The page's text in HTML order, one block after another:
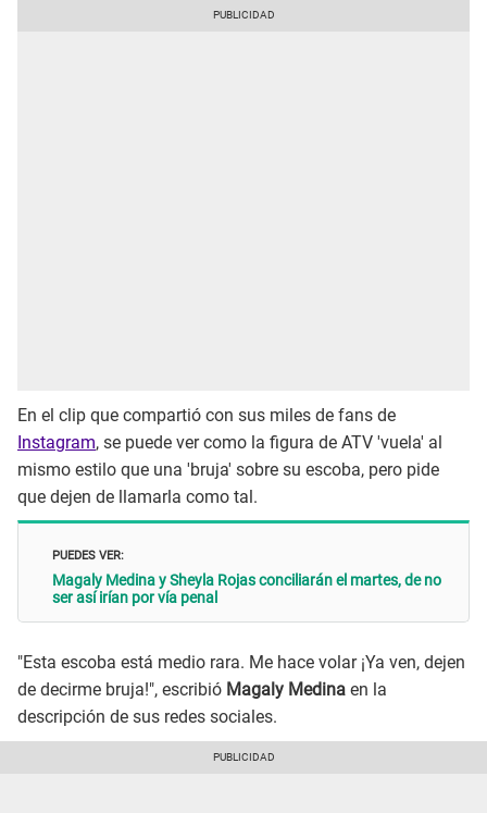
En el clip que compartió con sus miles de fans de
Instagram, se puede ver como la figura de ATV 'vuela' al
mismo estilo que una 'bruja' sobre su escoba, pero pide
que dejen de llamarla como tal.
PUEDES VER:
Magaly Medina y Sheyla Rojas conciliarán el martes, de no
ser así irían por vía penal
"Esta escoba está medio rara. Me hace volar ¡Ya ven, dejen
de decirme bruja!", escribió Magaly Medina en la
descripción de sus redes sociales.